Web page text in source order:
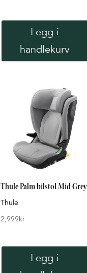
Legg i
handlekurv
Thule Palm bilstol Mid Grey
Thule
2,999kr
Legg i